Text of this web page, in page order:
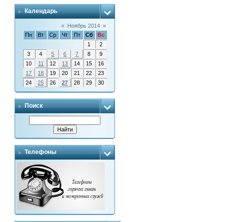
Календарь
« Ноябрь 2014 »
Пн
Вт Ср Чт Пт Сб
Вс
1
2
3
4 5 6 7 8
9
10
11 12 13 14 15
16
17
18 19 20 21 22
23
24
25 26 27 28 29 30
Поиск
Телефоны